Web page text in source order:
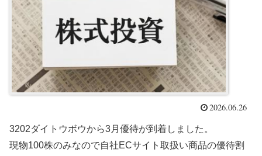
2026.06.26
3202ダイトウボウから3月優待が到着しました。
現物100株のみなので自社ECサイト取扱い商品の優待割